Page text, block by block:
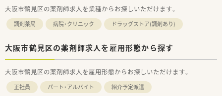
大阪市鶴見区の薬剤師求人を業種からお探しいただけます。
調剤薬局 病院・クリニック ドラッグストア(調剤あり)
大阪市鶴見区の薬剤師求人を雇用形態から探す
大阪市鶴見区の薬剤師求人を雇用形態からお探しいただけます。
正社員 パート・アルバイト 紹介予定派遣